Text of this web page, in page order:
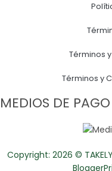
Términos
Términos y
MEDIOS DE
Copyright: 2026 ©